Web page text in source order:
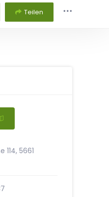
Teilen
114, 5661